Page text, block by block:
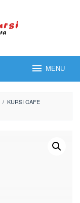
MENU
/ KURSI CAFE